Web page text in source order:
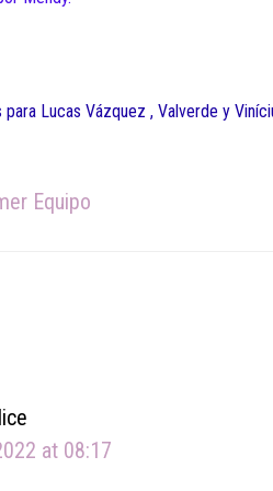
para Lucas Vázquez , Valverde y
Equipo
at 08:17